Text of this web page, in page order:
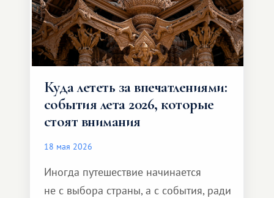
Куда лететь за впечатлениями:
события лета 2026, которые
стоят внимания
18 мая 2026
Иногда путешествие начинается
не с выбора страны, а с события, ради